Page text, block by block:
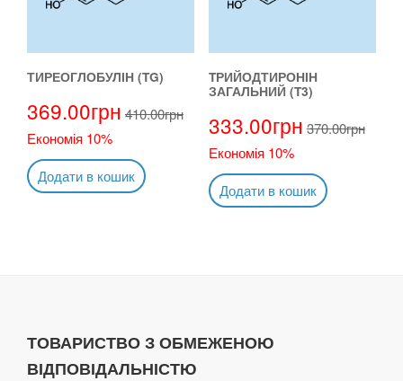
ТИРЕОГЛОБУЛІН (TG)
369.00грн 410.00грн
Економія 10%
Додати в кошик
TРИЙОДТИРОНІН
ЗАГАЛЬНИЙ (T3)
333.00грн 370.00грн
Економія 10%
Додати в кошик
ТОВАРИСТВО З ОБМЕЖЕНОЮ
ВІДПОВІДАЛЬНІСТЮ